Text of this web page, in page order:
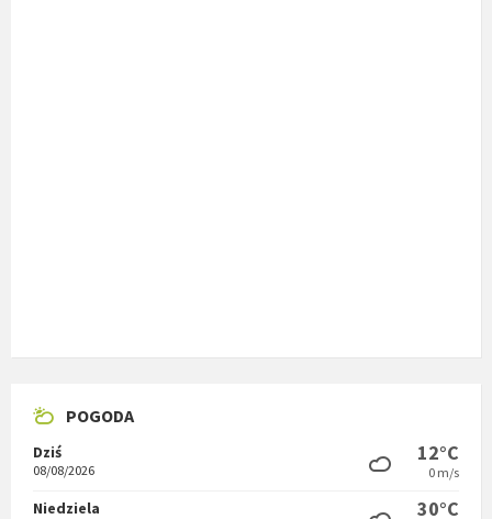
POGODA
Dziś
08/08/2026
12°C
0 m/s
Niedziela 30°C